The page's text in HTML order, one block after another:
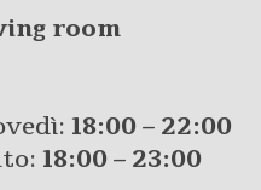
room
18:00 – 22:00
18:00 – 23:00